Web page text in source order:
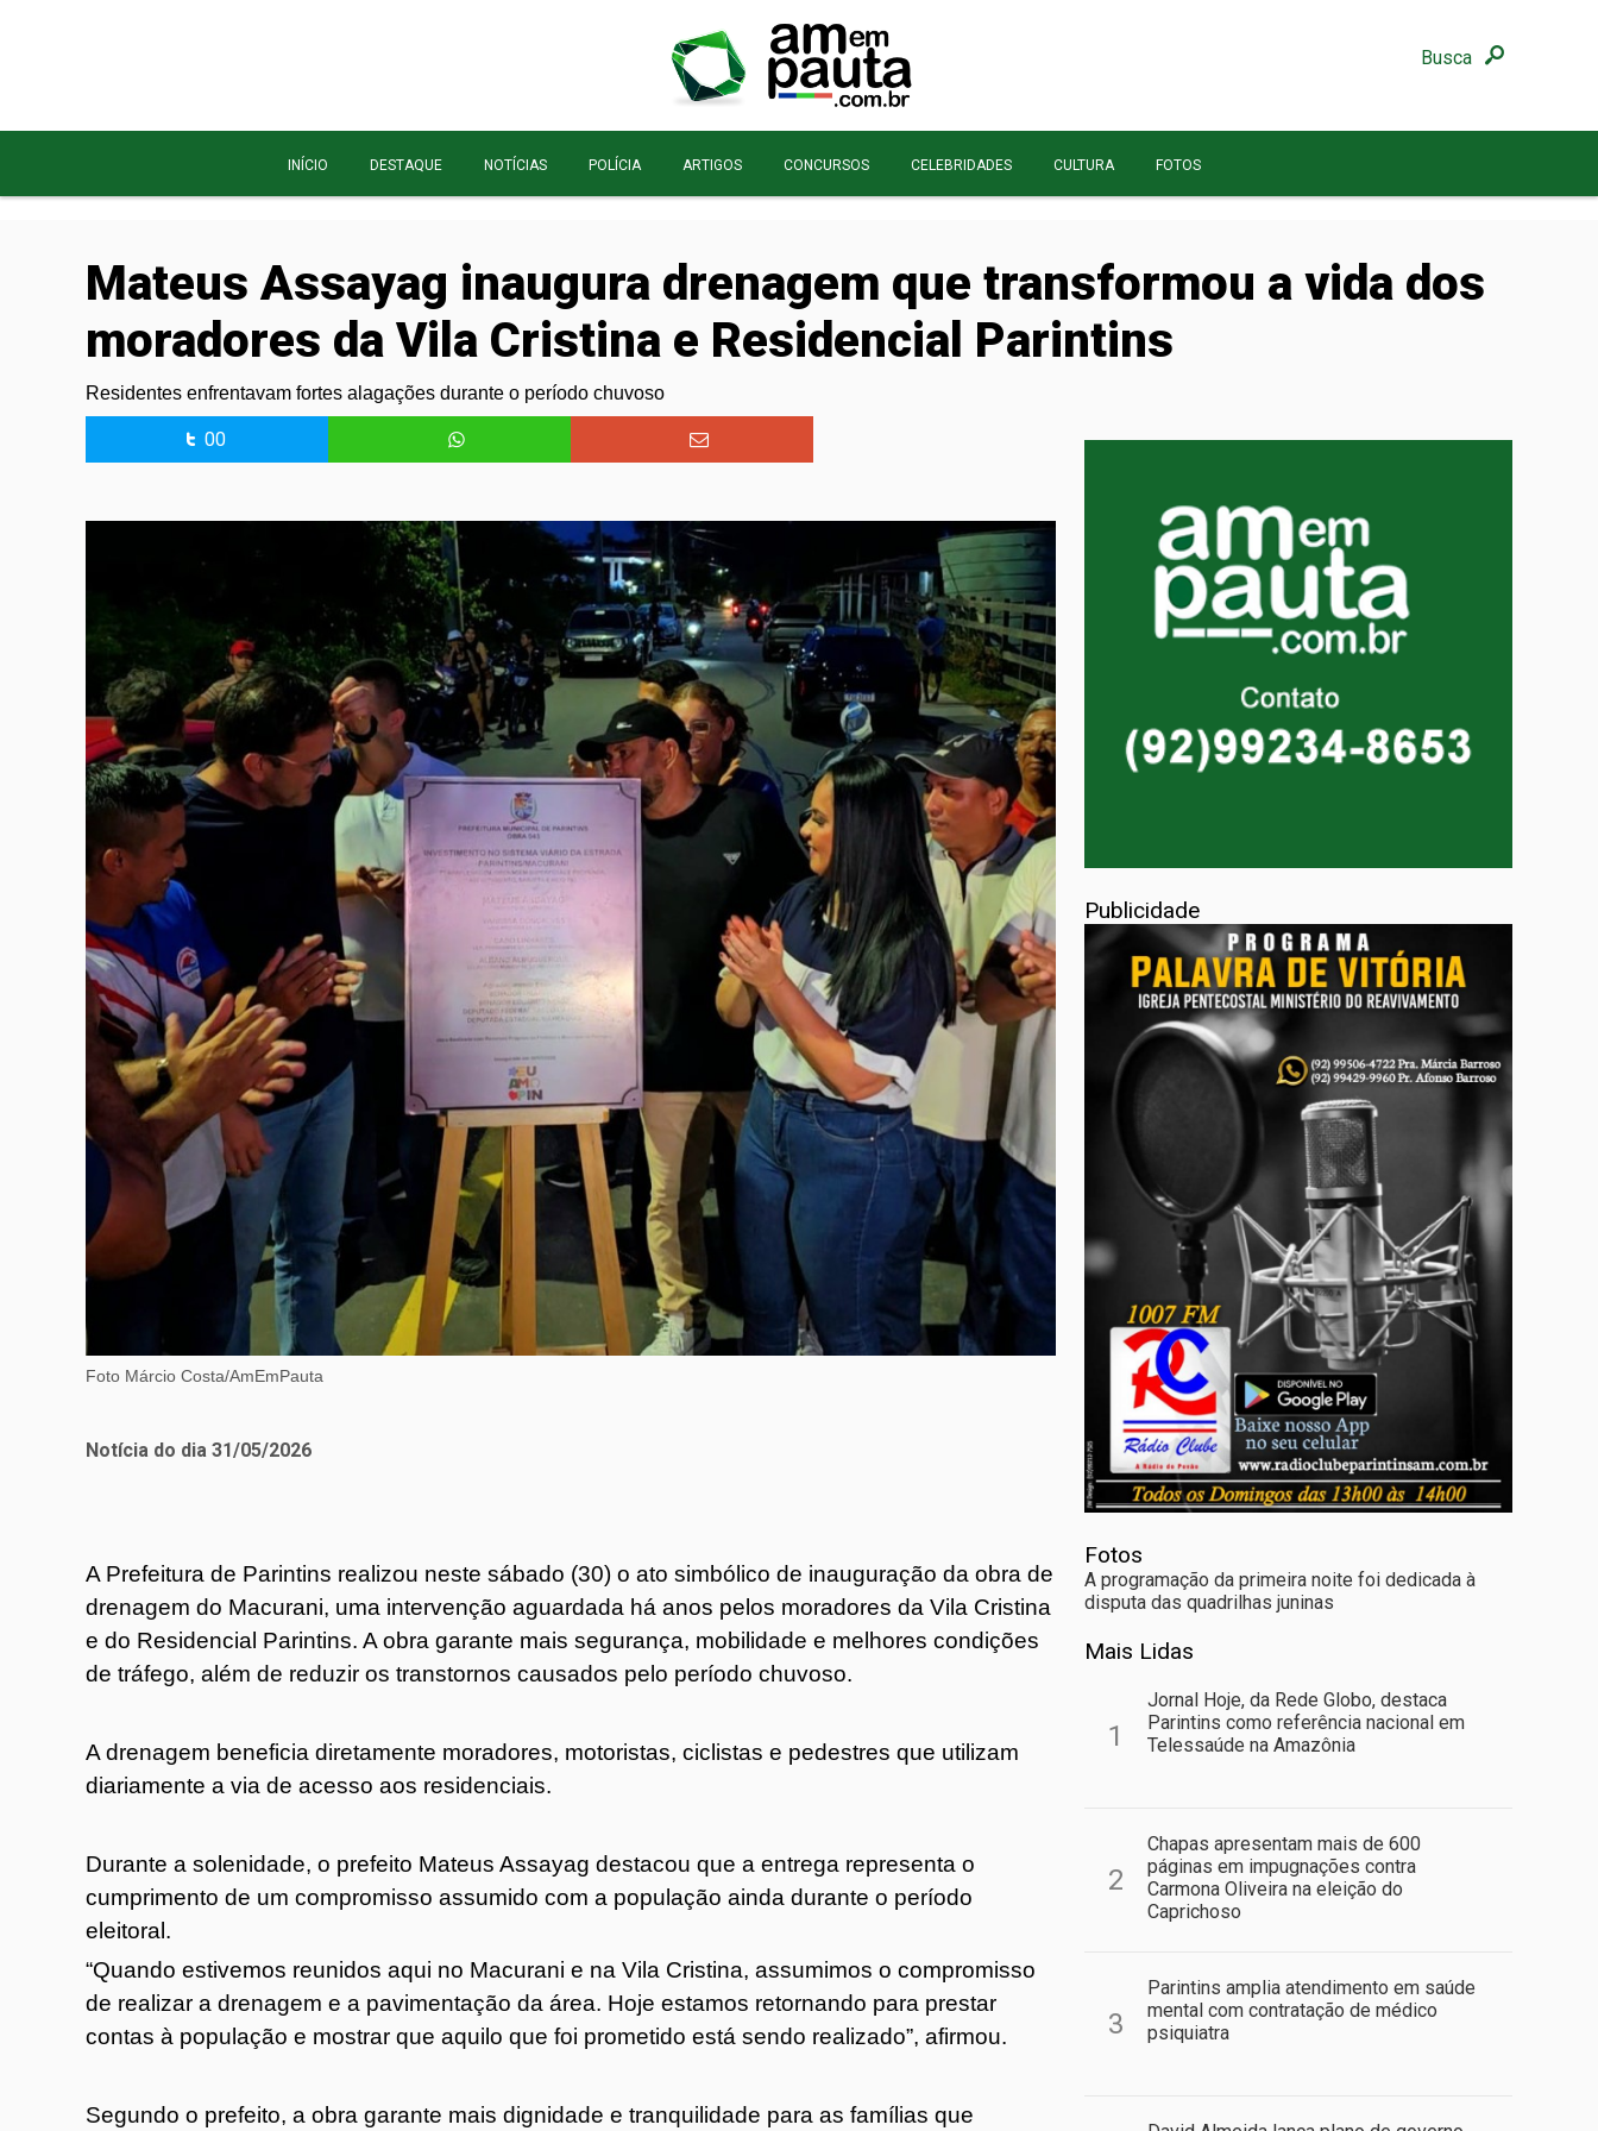
Busca
INÍCIO DESTAQUE NOTÍCIAS POLÍCIA ARTIGOS CONCURSOS CELEBRIDADES CULTURA FOTOS
Mateus Assayag inaugura drenagem que transformou a vida dos
moradores da Vila Cristina e Residencial Parintins
Residentes enfrentavam fortes alagações durante o período chuvoso
00
Foto Márcio Costa/AmEmPauta
Notícia do dia 31/05/2026
A Prefeitura de Parintins realizou neste sábado (30) o ato simbólico de inauguração da obra de
drenagem do Macurani, uma intervenção aguardada há anos pelos moradores da Vila Cristina
e do Residencial Parintins. A obra garante mais segurança, mobilidade e melhores condições
de tráfego, além de reduzir os transtornos causados pelo período chuvoso.
A drenagem beneficia diretamente moradores, motoristas, ciclistas e pedestres que utilizam
diariamente a via de acesso aos residenciais.
Durante a solenidade, o prefeito Mateus Assayag destacou que a entrega representa o
cumprimento de um compromisso assumido com a população ainda durante o período
eleitoral.
“Quando estivemos reunidos aqui no Macurani e na Vila Cristina, assumimos o compromisso
de realizar a drenagem e a pavimentação da área. Hoje estamos retornando para prestar
contas à população e mostrar que aquilo que foi prometido está sendo realizado”, afirmou.
Segundo o prefeito, a obra garante mais dignidade e tranquilidade para as famílias que
Publicidade
Fotos
A programação da primeira noite foi dedicada à
disputa das quadrilhas juninas
Mais Lidas
1
Jornal Hoje, da Rede Globo, destaca
Parintins como referência nacional em
Telessaúde na Amazônia
2
Chapas apresentam mais de 600
páginas em impugnações contra
Carmona Oliveira na eleição do
Caprichoso
3
Parintins amplia atendimento em saúde
mental com contratação de médico
psiquiatra